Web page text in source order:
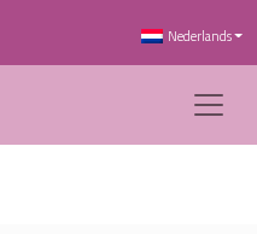
Nederlands